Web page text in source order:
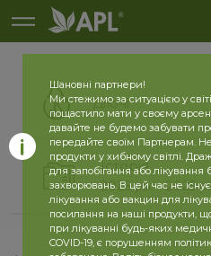
Діючі
Історія
2026 рік 2025
Шановні партнери!
Ми стежимо за ситуацією у
пощастило мати у своєму
давайте не будемо забувати
передайте своїм Партнерам.
продукти у хибному світлі.
для запобігання або
захворювань. В цей час не
лікування або вакцин для
посилання на наші продукти,
при лікуванні будь-яких
COVID-19, є порушенням